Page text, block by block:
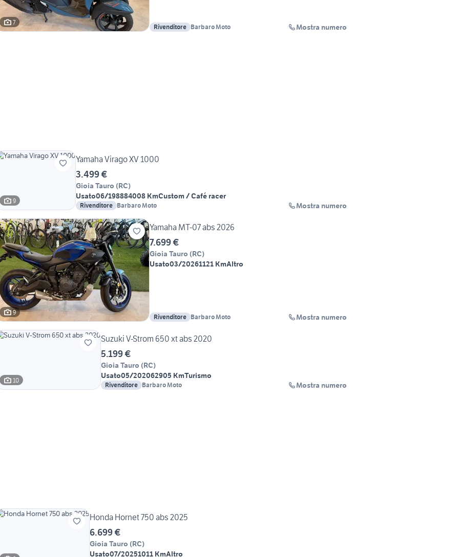
7
Rivenditore Barbaro Moto Mostra numero
9
Yamaha Virago XV 1000
3.499 €
Gioia Tauro (RC)
Usato06/198884008 KmCustom / Café racer
Rivenditore Barbaro Moto Mostra numero
9
Yamaha MT-07 abs 2026
7.699 €
Gioia Tauro (RC)
Usato03/20261121 KmAltro
Rivenditore Barbaro Moto Mostra numero
10
Suzuki V-Strom 650 xt abs 2020
5.199 €
Gioia Tauro (RC)
Usato05/202062905 KmTurismo
Rivenditore Barbaro Moto Mostra numero
Honda Hornet 750 abs 2025
6.699 €
Gioia Tauro (RC)
Usato07/20251011 KmAltro